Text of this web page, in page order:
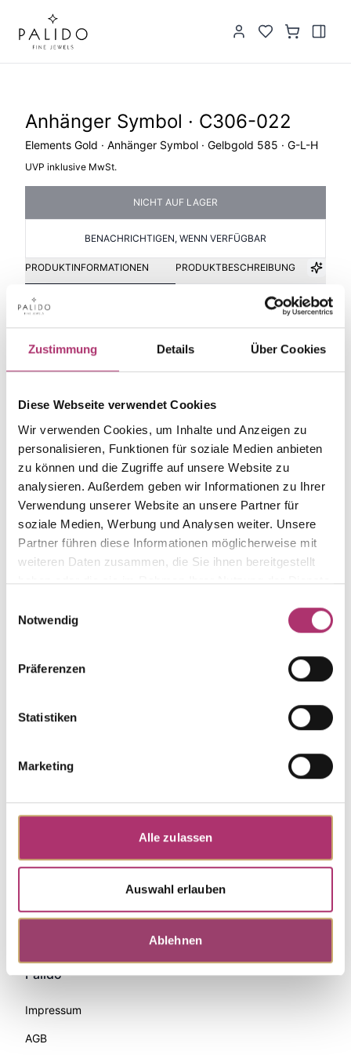
Zustimmung Details Über Cookies
Diese Webseite verwendet Cookies
Wir verwenden Cookies, um Inhalte und Anzeigen zu
personalisieren, Funktionen für soziale Medien anbieten
zu können und die Zugriffe auf unsere Website zu
analysieren. Außerdem geben wir Informationen zu Ihrer
Verwendung unserer Website an unsere Partner für
soziale Medien, Werbung und Analysen weiter. Unsere
Partner führen diese Informationen möglicherweise mit
weiteren Daten zusammen, die Sie ihnen bereitgestellt
haben oder die sie im Rahmen Ihrer Nutzung der Dienste
Notwendig
Präferenzen
Statistiken
Marketing
Alle zulassen
Auswahl erlauben
Ablehnen
Anhänger Symbol · C306-022
Elements Gold · Anhänger Symbol · Gelbgold 585 · G-L-H
UVP inklusive MwSt.
NICHT AUF LAGER
BENACHRICHTIGEN, WENN VERFÜGBAR
PRODUKTINFORMATIONEN PRODUKTBESCHREIBUNG
Artikelgruppe
EAN
Alternativ
Feingehalt
585
Farbe
Gelbgold
Größe
-
Steinfarbe
-
Steinart
Zahlungsmethoden
Palido
Impressum
AGB